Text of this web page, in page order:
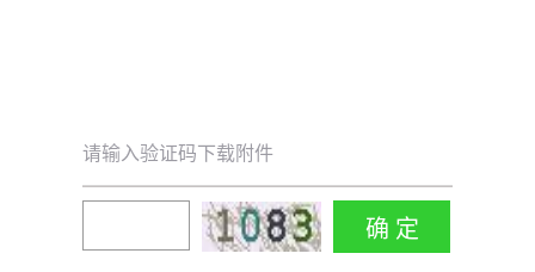
请输入验证码下载附件